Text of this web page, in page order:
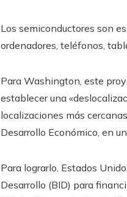
Los semiconductores son
ordenadores, teléfonos,
Para Washington, este
establecer una
localizaciones más
Desarrollo Económico, en
Para lograrlo, Estados
Desarrollo (BID) para